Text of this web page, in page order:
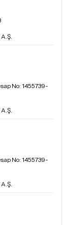
No: 1455739-
No: 1455739-